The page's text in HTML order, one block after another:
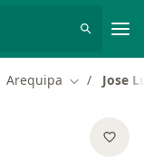
Arequipa Cambiar de
Jose